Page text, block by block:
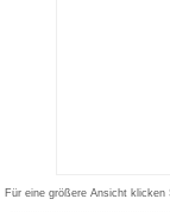
Für eine größere Ansicht klicken